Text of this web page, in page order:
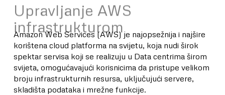
Upravljanje AWS
infrastrukturom
Amazon Web Services (AWS) je najopsežnija i najšire
korištena cloud platforma na svijetu, koja nudi širok
spektar servisa koji se realizuju u Data centrima širom
svijeta, omogućavajući korisnicima da pristupe velikom
broju infrastrukturnih resursa, uključujući servere,
skladišta podataka i mrežne funkcije.